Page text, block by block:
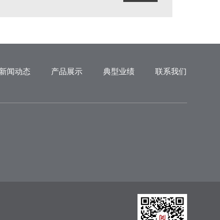
闻动态 产品展示 典型业绩 联系我们